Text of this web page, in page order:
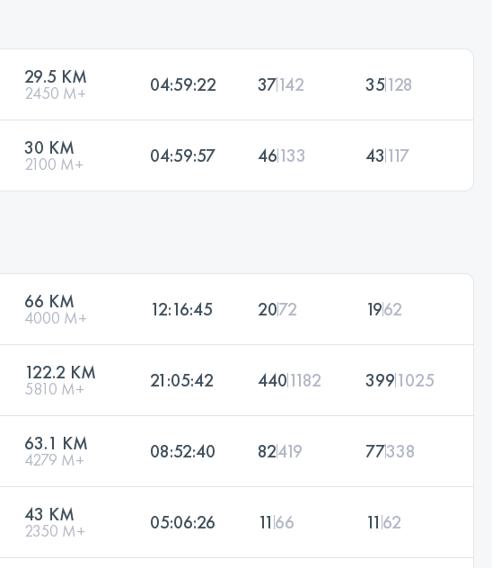
29.5 KM
2450 M+ 04:59:22 37142 35128
30 KM
2100 M+ 04:59:57 46133 43 117
66 KM
4000 M+ 12:16:45 2072 1962
122.2 KM
5810 M+ 21:05:42 4401182 3991025
63.1 KM
4279 M+ 08:52:40 82419 77338
43 KM
2350 M+ 05:06:26 11 66 11 62